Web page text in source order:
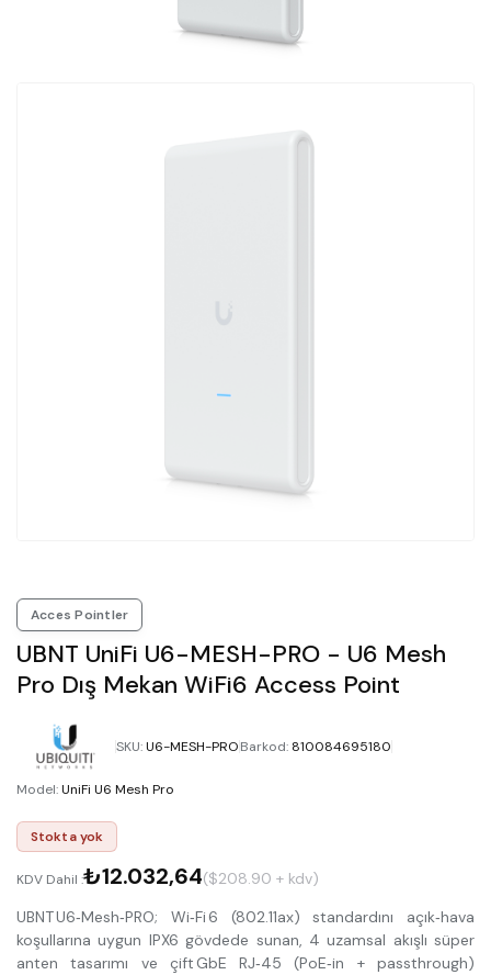
Acces Pointler
UBNT UniFi U6-MESH-PRO - U6 Mesh
Pro Dış Mekan WiFi6 Access Point
SKU:U6-MESH-PROBarkod: 810084695180
Model:UniFi U6 Mesh Pro
Stokta yok
KDV Dahil :₺12.032,64($208.90 + kdv)
UBNT U6‑Mesh‑PRO; Wi‑Fi 6 (802.11ax) standardını açık‑hava
koşullarına uygun IPX6 gövdede sunan, 4 uzamsal akışlı süper
anten tasarımı ve çift GbE RJ‑45 (PoE‑in + passthrough)